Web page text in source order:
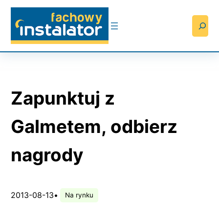
Przejdź
treści
Zapunktuj z
Galmetem, odbierz
nagrody
2013-08-13• Na rynku